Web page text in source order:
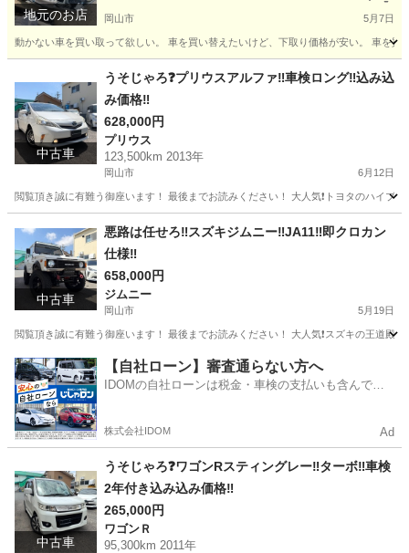
地元のお店 岡山市 5月7日
動かない車を買い取って欲しい。 車を買い替えたいけど、下取り価格が安い。 車を
便利屋 無料
中古車
うそじゃろ❓プリウスアルファ‼️車検ロング‼️込み込
み価格‼️
628,000円
プリウス
123,500km 2013年
岡山市 6月12日
閲覧頂き誠に有難う御座います！ 最後までお読みください！ 大人気❗️トヨタのハイ
プリウス プリウスアルファ
中古車
悪路は任せろ‼️スズキジムニー‼️JA11‼️即クロカン
仕様‼️
658,000円
ジムニー
岡山市 5月19日
閲覧頂き誠に有難う御座います！ 最後までお読みください！ 大人気❗️スズキの王道殿
岡山 岡山市 ジムニー スズキジムニー
【自社ローン】審査通らない方へ
IDOMの自社ローンは税金・車検の支払いも含んでい
株式会社IDOM Ad
中古車
うそじゃろ❓ワゴンRスティングレー‼️ターボ‼️車検
2年付き込み込み価格‼️
265,000円
ワゴンＲ
95,300km 2011年